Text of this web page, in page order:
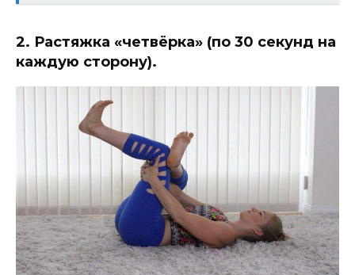
2. Растяжка «четвёрка» (по 30 секунд на
каждую сторону).